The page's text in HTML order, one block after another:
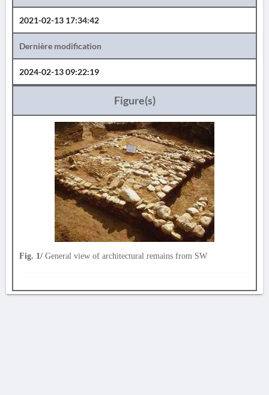
2021-02-13 17:34:42
Dernière modification
2024-02-13 09:22:19
Figure(s)
Fig. 1/ General view of architectural remains from SW